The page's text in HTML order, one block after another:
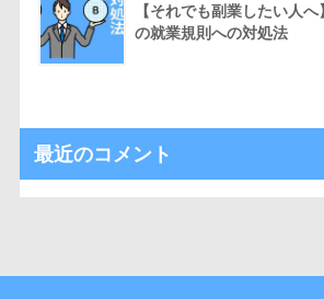
【それでも副業したい人
の就業規則への対処法
最近のコメント